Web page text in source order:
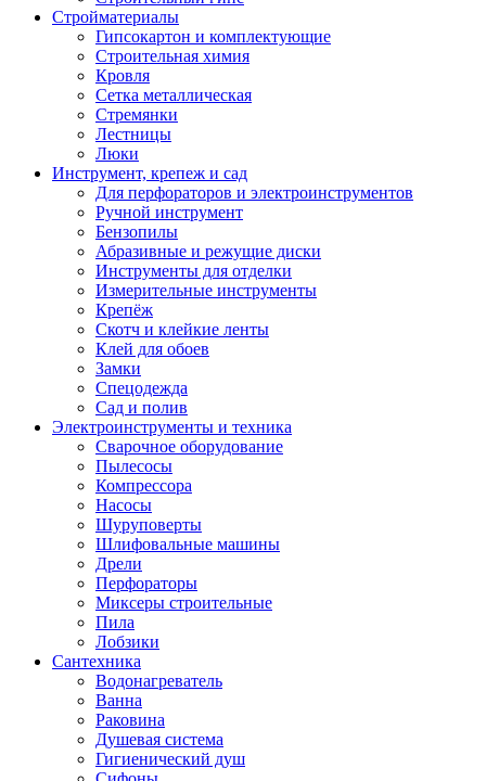
Стройматериалы
Гипсокартон и комплектующие
Строительная химия
Кровля
Сетка металлическая
Стремянки
Лестницы
Люки
Инструмент, крепеж и сад
Для перфораторов и электроинструментов
Ручной инструмент
Бензопилы
Абразивные и режущие диски
Инструменты для отделки
Измерительные инструменты
Крепёж
Скотч и клейкие ленты
Клей для обоев
Замки
Спецодежда
Сад и полив
Электроинструменты и техника
Сварочное оборудование
Пылесосы
Компрессора
Насосы
Шуруповерты
Шлифовальные машины
Дрели
Перфораторы
Миксеры строительные
Пила
Лобзики
Сантехника
Водонагреватель
Ванна
Раковина
Душевая система
Гигиенический душ